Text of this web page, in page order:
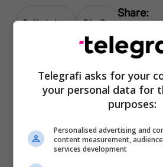
Rafferty Law Rita Ora
Telegrafi asks for your
your personal data for
purposes:
Personalised advertising and
content measurement,
services development